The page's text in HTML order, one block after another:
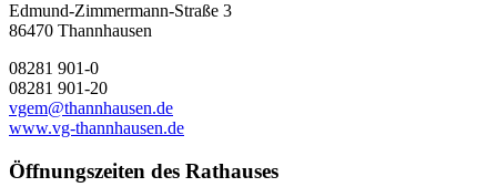
Edmund-Zimmermann-Straße 3
86470 Thannhausen
08281 901-0
08281 901-20
vgem@thannhausen.de
www.vg-thannhausen.de
Öffnungszeiten des Rathauses